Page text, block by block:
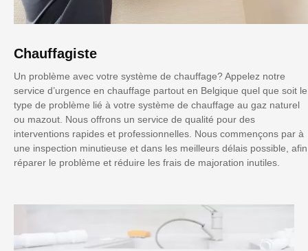
Chauffagiste
Un problème avec votre système de chauffage? Appelez notre
service d’urgence en chauffage partout en Belgique quel que soit le
type de problème lié à votre système de chauffage au gaz naturel
ou mazout. Nous offrons un service de qualité pour des
interventions rapides et professionnelles. Nous commençons par à
une inspection minutieuse et dans les meilleurs délais possible, afin
réparer le problème et réduire les frais de majoration inutiles.